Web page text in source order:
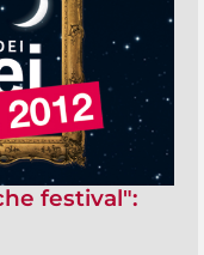
festival":